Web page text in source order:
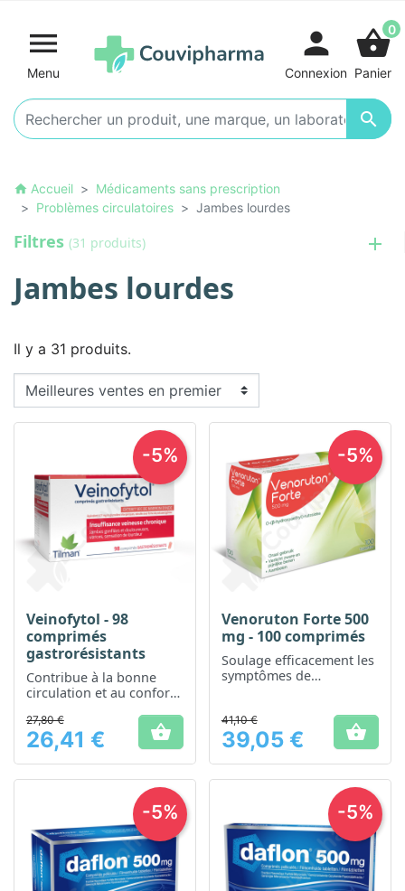

Menu

person
Connexion
shopping_basket0
Panier
home Accueil
Médicaments sans prescription
Problèmes circulatoires
Jambes lourdes
Filtres (31 produits)
Jambes lourdes
Il y a 31 produits.
Veinofytol - 98
comprimés
gastrorésistants
Contribue à la bonne
circulation et au confort
Prix
27,80 €
26,41 € 
-5%
Venoruton Forte 500
mg - 100 comprimés
Soulage efficacement les
symptômes de
Prix
41,10 €
39,05 € 
-5%
-5% -5%